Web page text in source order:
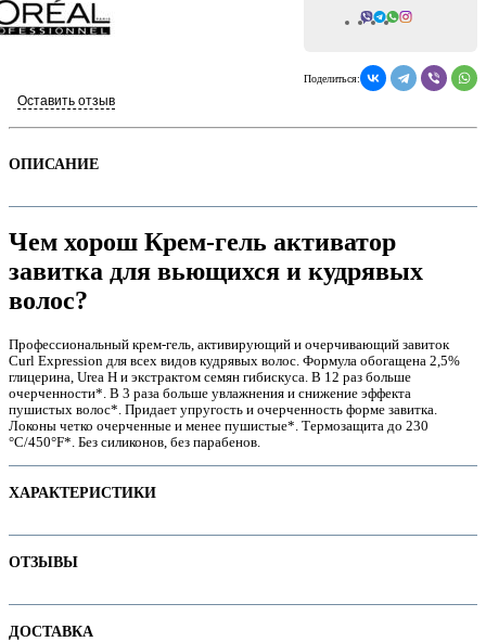
Всего отзывов: 0
Оставить отзыв
Поделиться:
ОПИСАНИЕ
Чем хорош Крем-гель активатор
завитка для вьющихся и кудрявых
волос?
Профессиональный крем-гель, активирующий и очерчивающий завиток
Curl Expression для всех видов кудрявых волос. Формула обогащена 2,5%
глицерина, Urea H и экстрактом семян гибискуса. В 12 раз больше
очерченности*. В 3 раза больше увлажнения и снижение эффекта
пушистых волос*. Придает упругость и очерченность форме завитка.
Локоны четко очерченные и менее пушистые*. Термозащита до 230
°C/450°F*. Без силиконов, без парабенов.
ХАРАКТЕРИСТИКИ
Основная цена
ОТЗЫВЫ
ДОСТАВКА